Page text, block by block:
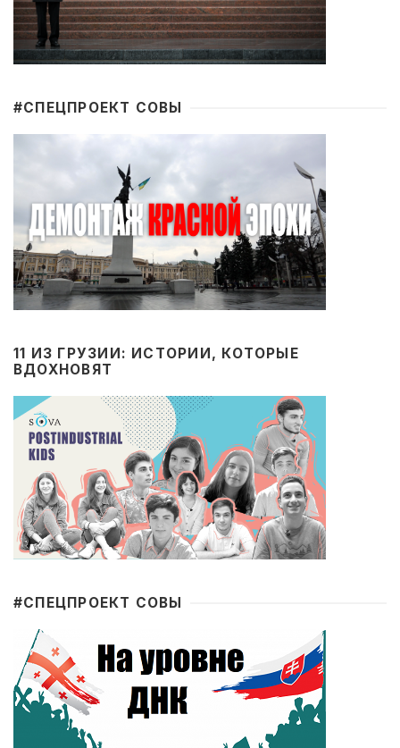
#CПЕЦПРОЕКТ СОВЫ
11 ИЗ ГРУЗИИ: ИСТОРИИ, КОТОРЫЕ
ВДОХНОВЯТ
#CПЕЦПРОЕКТ СОВЫ